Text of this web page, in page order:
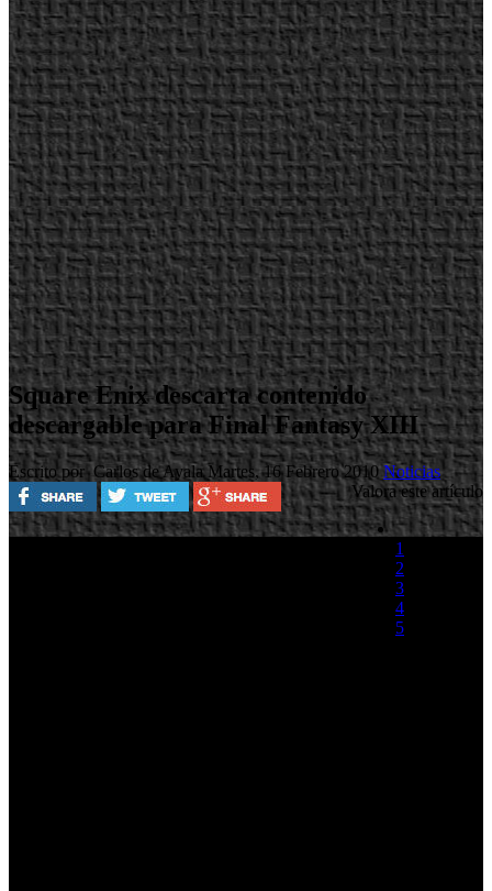
Square Enix descarta contenido
descargable para Final Fantasy XIII
Escrito por Carlos de AyalaMartes, 16 Febrero 2010Noticias
Valora este artículo
1
2
3
4
5
Plataforma:PlayStation 3/Xbox 360